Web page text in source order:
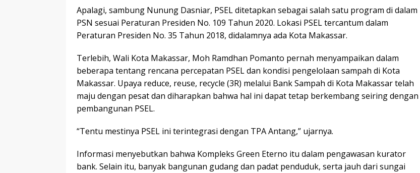
Apalagi, sambung Nunung Dasniar, PSEL ditetapkan sebagai salah satu program di dalam
PSN sesuai Peraturan Presiden No. 109 Tahun 2020. Lokasi PSEL tercantum dalam
Peraturan Presiden No. 35 Tahun 2018, didalamnya ada Kota Makassar.
Terlebih, Wali Kota Makassar, Moh Ramdhan Pomanto pernah menyampaikan dalam
beberapa tentang rencana percepatan PSEL dan kondisi pengelolaan sampah di Kota
Makassar. Upaya reduce, reuse, recycle (3R) melalui Bank Sampah di Kota Makassar telah
maju dengan pesat dan diharapkan bahwa hal ini dapat tetap berkembang seiring dengan
pembangunan PSEL.
“Tentu mestinya PSEL ini terintegrasi dengan TPA Antang,” ujarnya.
Informasi menyebutkan bahwa Kompleks Green Eterno itu dalam pengawasan kurator
bank. Selain itu, banyak bangunan gudang dan padat penduduk, serta jauh dari sungai